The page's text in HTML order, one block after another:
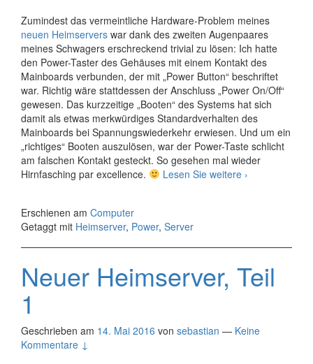
Zumindest das vermeintliche Hardware-Problem meines
neuen Heimservers war dank des zweiten Augenpaares
meines Schwagers erschreckend trivial zu lösen: Ich hatte
den Power-Taster des Gehäuses mit einem Kontakt des
Mainboards verbunden, der mit „Power Button“ beschriftet
war. Richtig wäre stattdessen der Anschluss „Power On/Off“
gewesen. Das kurzzeitige „Booten“ des Systems hat sich
damit als etwas merkwürdiges Standardverhalten des
Mainboards bei Spannungswiederkehr erwiesen. Und um ein
„richtiges“ Booten auszulösen, war der Power-Taste schlicht
am falschen Kontakt gesteckt. So gesehen mal wieder
Hirnfasching par excellence.
Lesen Sie weitere Neuer
›
Erschienen am Computer
Getaggt mit Heimserver, Power, Server
Neuer Heimserver, Teil
1
Geschrieben am 14. Mai 2016 von sebastian — Keine
Kommentare ↓